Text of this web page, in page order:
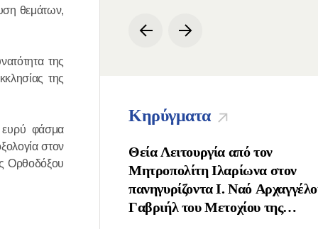
θεμάτων,
της
της
ευρύ φάσμα
στον
Ορθοδόξου
Κηρύγματα
ΤΗΝ
ΤΟΥ
Θεία Λειτουργία από τον
Μητροπολίτη Ιλαρίωνα στον
πανηγυρίζοντα Ι. Ναό
Γαβριήλ του Μετοχίου της